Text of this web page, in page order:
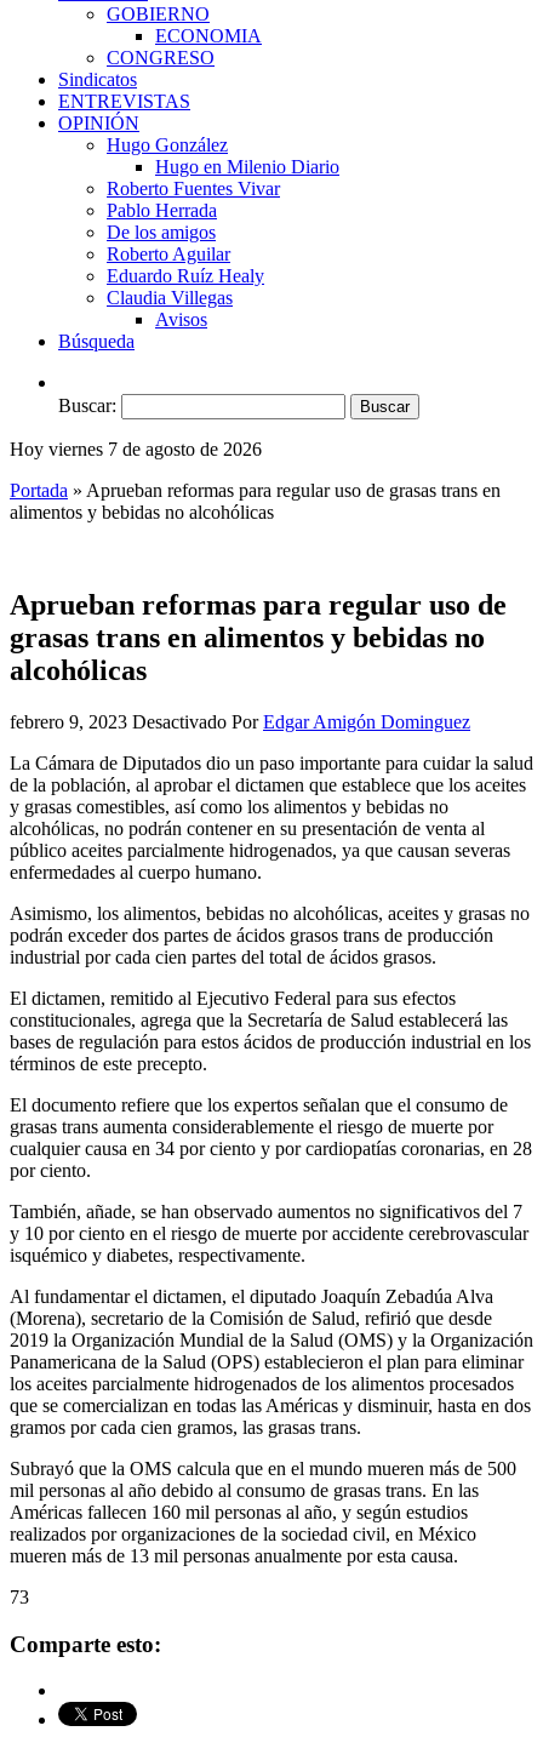
GOBIERNO
ECONOMIA
CONGRESO
Sindicatos
ENTREVISTAS
OPINIÓN
Hugo González
Hugo en Milenio Diario
Roberto Fuentes Vivar
Pablo Herrada
De los amigos
Roberto Aguilar
Eduardo Ruíz Healy
Claudia Villegas
Avisos
Búsqueda
Buscar:
Hoy viernes 7 de agosto de 2026
Portada » Aprueban reformas para regular uso de grasas trans en
alimentos y bebidas no alcohólicas
Aprueban reformas para regular uso de
grasas trans en alimentos y bebidas no
alcohólicas
febrero 9, 2023 Desactivado Por Edgar Amigón Dominguez
La Cámara de Diputados dio un paso importante para cuidar la salud
de la población, al aprobar el dictamen que establece que los aceites
y grasas comestibles, así como los alimentos y bebidas no
alcohólicas, no podrán contener en su presentación de venta al
público aceites parcialmente hidrogenados, ya que causan severas
enfermedades al cuerpo humano.
Asimismo, los alimentos, bebidas no alcohólicas, aceites y grasas no
podrán exceder dos partes de ácidos grasos trans de producción
industrial por cada cien partes del total de ácidos grasos.
El dictamen, remitido al Ejecutivo Federal para sus efectos
constitucionales, agrega que la Secretaría de Salud establecerá las
bases de regulación para estos ácidos de producción industrial en los
términos de este precepto.
El documento refiere que los expertos señalan que el consumo de
grasas trans aumenta considerablemente el riesgo de muerte por
cualquier causa en 34 por ciento y por cardiopatías coronarias, en 28
por ciento.
También, añade, se han observado aumentos no significativos del 7
y 10 por ciento en el riesgo de muerte por accidente cerebrovascular
isquémico y diabetes, respectivamente.
Al fundamentar el dictamen, el diputado Joaquín Zebadúa Alva
(Morena), secretario de la Comisión de Salud, refirió que desde
2019 la Organización Mundial de la Salud (OMS) y la Organización
Panamericana de la Salud (OPS) establecieron el plan para eliminar
los aceites parcialmente hidrogenados de los alimentos procesados
que se comercializan en todas las Américas y disminuir, hasta en dos
gramos por cada cien gramos, las grasas trans.
Subrayó que la OMS calcula que en el mundo mueren más de 500
mil personas al año debido al consumo de grasas trans. En las
Américas fallecen 160 mil personas al año, y según estudios
realizados por organizaciones de la sociedad civil, en México
mueren más de 13 mil personas anualmente por esta causa.
73
Comparte esto: